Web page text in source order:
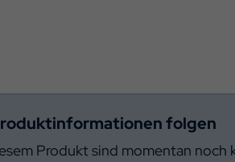
folgen
Produkt sind momentan